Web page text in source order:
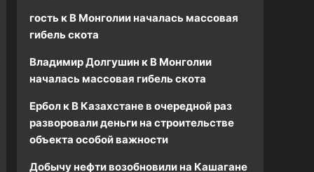
гостьк В Монголии началась массовая
гибель скота
Владимир Долгушин к В Монголии
началась массовая гибель скота
Ерболк В Казахстане в очередной раз
разворовали деньги на строительстве
объекта особой важности
Добычу нефти возобновили на Кашагане